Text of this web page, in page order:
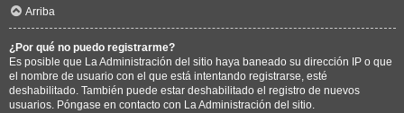
Arriba
¿Por qué no puedo registrarme?
Es posible que La Administración del sitio haya baneado su dirección IP o que
el nombre de usuario con el que está intentando registrarse, esté
deshabilitado. También puede estar deshabilitado el registro de nuevos
usuarios. Póngase en contacto con La Administración del sitio.